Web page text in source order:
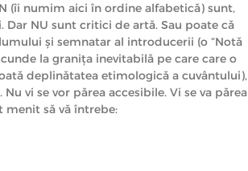
(îi numim aici în ordine alfabetică) sunt,
NU sunt critici de artă. Sau poate că
și semnatar al introducerii (o ”Notă
la granița inevitabilă pe care care o
deplinătatea etimologică a cuvântului),
vi se vor părea accesibile. Vi se va părea
menit să vă întrebe: